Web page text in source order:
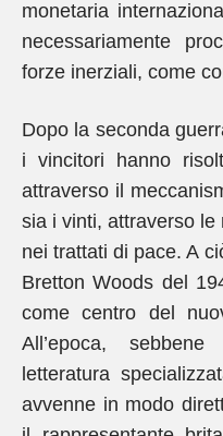
monetaria
necessariamente
forze inerziali, come
Dopo la seconda
i vincitori hanno
attraverso il
sia i vinti, attraverso
nei trattati di pace. A
Bretton Woods del
come centro del
All’epoca,
letteratura
avvenne in modo